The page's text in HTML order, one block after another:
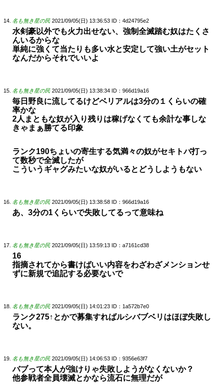
名も無き星の民 2021/09/05(日) 13:36:53 ID：4d24795e2
水剣豪以外でも火力出せない、強制全滅踏む奴はたくさ
んいるからな
単純に強くて当たりも多い水と安定して強い土がセット
なんだからそれでいいよ
名も無き星の民 2021/09/05(日) 13:38:34 ID：966d19a16
毎日野良に流してるけどベリアルは3分の１くらいの確
率かな
2人まともな奴が入り残りは稼げなくても余計な事しな
きゃまぁ勝てる印象
ランク190ちょいの寄生する気満々の奴がセキトバ打っ
て数秒で全滅したが
こういうギャグみたいな奴がいるとどうしようもない
名も無き星の民 2021/09/05(日) 13:38:58 ID：966d19a16
あ、3分の1くらいで失敗してるって意味ね
名も無き星の民 2021/09/05(日) 13:59:13 ID：a7161cd38
16
指摘されてから書けばいい内容をわざわざメンションせ
ずに新規で追記する必要ないで
名も無き星の民 2021/09/05(日) 14:01:23 ID：1a572b7e0
ランク275↑とかで募集すればルシバブベリはほぼ失敗し
ない。
名も無き星の民 2021/09/05(日) 14:06:53 ID：9356e63f7
バブって本人が強けりゃ失敗しようがなくないか？
他参戦者全員壊滅とかなら流石に無理だが